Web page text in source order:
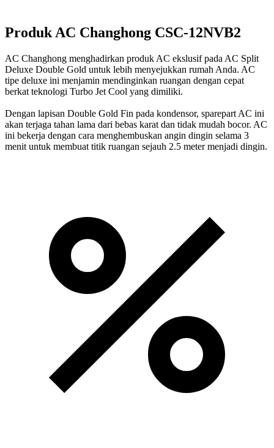
Produk AC Changhong CSC-12NVB2
AC Changhong menghadirkan produk AC ekslusif pada AC Split
Deluxe Double Gold untuk lebih menyejukkan rumah Anda. AC
tipe deluxe ini menjamin mendinginkan ruangan dengan cepat
berkat teknologi Turbo Jet Cool yang dimiliki.
Dengan lapisan Double Gold Fin pada kondensor, sparepart AC ini
akan terjaga tahan lama dari bebas karat dan tidak mudah bocor. AC
ini bekerja dengan cara menghembuskan angin dingin selama 3
menit untuk membuat titik ruangan sejauh 2.5 meter menjadi dingin.